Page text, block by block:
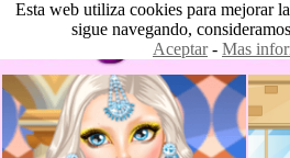
Esta web utiliza cookies para mejorar
sigue navegando,
Aceptar- Mas